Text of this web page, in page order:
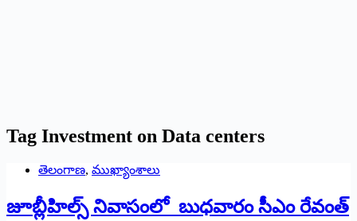
Tag Investment on Data centers
తెలంగాణ, ముఖ్యాంశాలు
జూబ్లీహిల్స్ ‌నివాసంలో బుధవారం సీఎం రేవంత్‌